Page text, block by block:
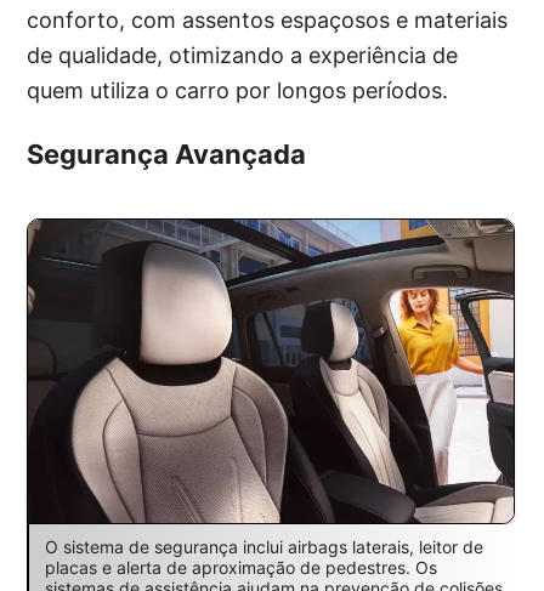
conforto, com assentos espaçosos e materiais
de qualidade, otimizando a experiência de
quem utiliza o carro por longos períodos.
Segurança Avançada
O sistema de segurança inclui airbags laterais, leitor de
placas e alerta de aproximação de pedestres. Os